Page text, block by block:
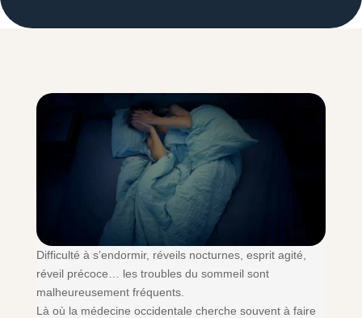
Difficulté à s’endormir, réveils nocturnes, esprit agité,
réveil précoce… les troubles du sommeil sont
malheureusement fréquents.
Là où la médecine occidentale cherche souvent à faire